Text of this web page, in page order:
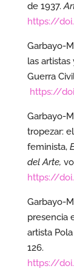
de 1937.
https://
Garbayo-
las
Guerra
https://
Garbayo-
tropezar:
feminista,
del Arte,
https://
Garbayo-
presencia
artista Pola
126.
https://